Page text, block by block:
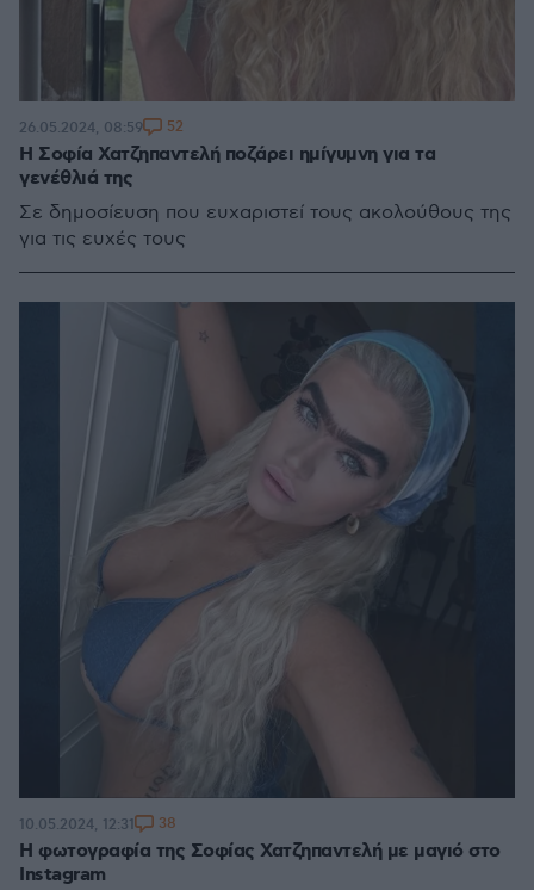
Η Σοφία Χατζηπαντελή ποζάρει ημίγυμνη για τα
γενέθλιά της
Σε δημοσίευση που ευχαριστεί τους ακολούθους της
για τις ευχές τους
26.05.2024, 08:59 52
Η φωτογραφία της Σοφίας Χατζηπαντελή με μαγιό στο
Instagram
10.05.2024, 12:31 38